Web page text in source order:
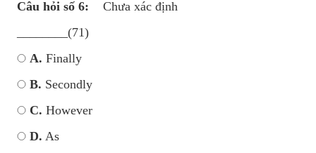
Câu hỏi số 6:
Chưa xác định
________(71)
A. Finally
B. Secondly
C. However
D. As